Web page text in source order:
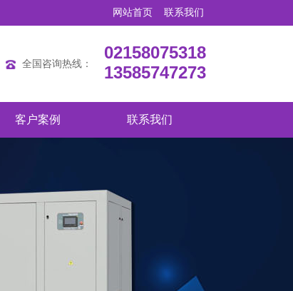
网站首页 联系我们
02158075318
13585747273​
全国咨询热线：
客户案例 联系我们